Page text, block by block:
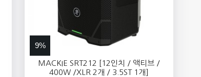
9%
MACKIE SRT212 [12인치 / 액티브 /
400W /XLR 2개 / 3.5ST 1개]